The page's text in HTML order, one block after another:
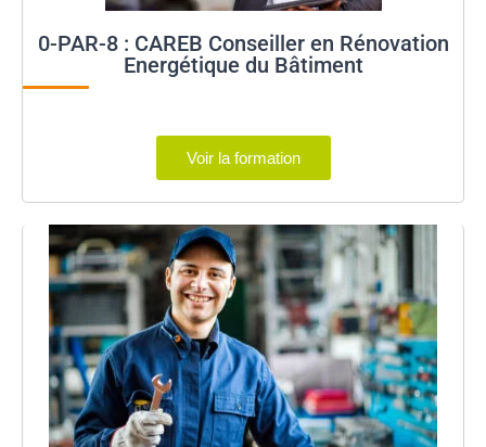
0-PAR-8 : CAREB Conseiller en Rénovation
Energétique du Bâtiment
Voir la formation